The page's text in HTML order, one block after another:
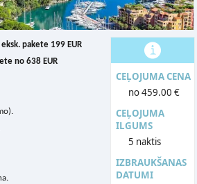
CEĻOJUMA CENA
no 459.00 €
CEĻOJUMA
ILGUMS
5 naktis
IZBRAUKŠANAS
DATUMI
eksk. pakete 199 EUR
no 638 EUR